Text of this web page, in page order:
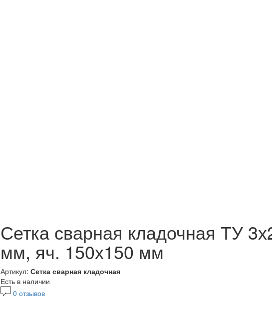
Сетка сварная кладочная ТУ
мм, яч. 150х150 мм
Артикул: Сетка сварная кладочная
Есть в наличии
0 отзывов